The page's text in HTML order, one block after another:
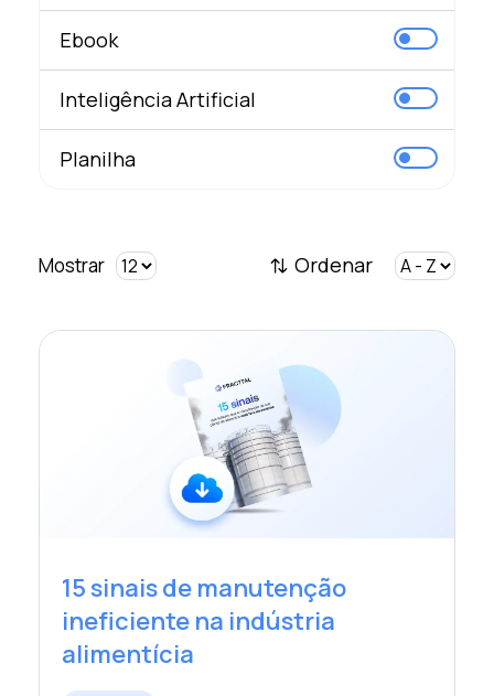
Ebook
Inteligência Artificial
Planilha
Mostrar Ordenar
15 sinais de manutenção
ineficiente na indústria
alimentícia